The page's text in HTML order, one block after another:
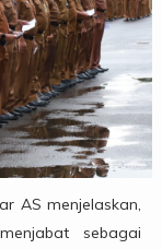
AS menjelaskan,
sebagai